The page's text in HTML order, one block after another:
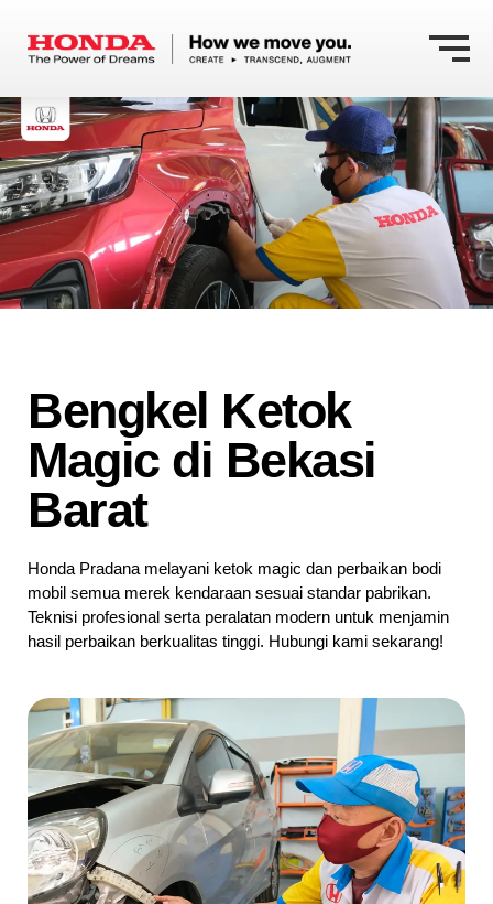
Bengkel Ketok
Magic di Bekasi
Barat
Honda Pradana melayani ketok magic dan perbaikan bodi
mobil semua merek kendaraan sesuai standar pabrikan.
Teknisi profesional serta peralatan modern untuk menjamin
hasil perbaikan berkualitas tinggi. Hubungi kami sekarang!